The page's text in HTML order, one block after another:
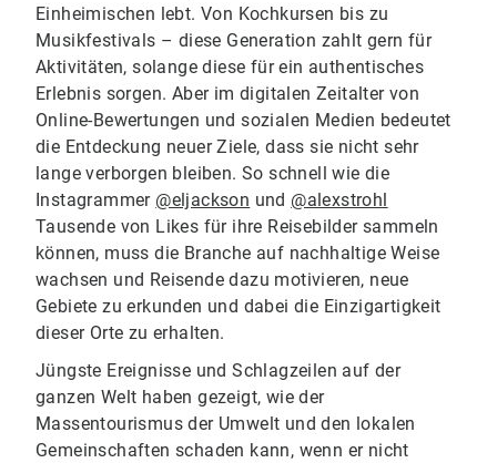
Einheimischen lebt. Von Kochkursen bis zu
Musikfestivals – diese Generation zahlt gern für
Aktivitäten, solange diese für ein authentisches
Erlebnis sorgen. Aber im digitalen Zeitalter von
Online-Bewertungen und sozialen Medien bedeutet
die Entdeckung neuer Ziele, dass sie nicht sehr
lange verborgen bleiben. So schnell wie die
Instagrammer @eljackson und @alexstrohl
Tausende von Likes für ihre Reisebilder sammeln
können, muss die Branche auf nachhaltige Weise
wachsen und Reisende dazu motivieren, neue
Gebiete zu erkunden und dabei die Einzigartigkeit
dieser Orte zu erhalten.
Jüngste Ereignisse und Schlagzeilen auf der
ganzen Welt haben gezeigt, wie der
Massentourismus der Umwelt und den lokalen
Gemeinschaften schaden kann, wenn er nicht